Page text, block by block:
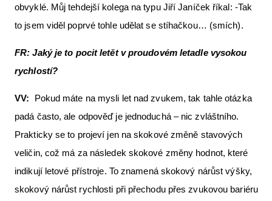
obvyklé. Můj tehdejší kolega na typu Jiří Janíček říkal: -Tak
to jsem viděl poprvé tohle udělat se stíhačkou… (smích).
FR:Jaký je to pocit letět v proudovém letadle vysokou
rychlostí?
VV: Pokud máte na mysli let nad zvukem, tak tahle otázka
padá často, ale odpověď je jednoduchá – nic zvláštního.
Prakticky se to projeví jen na skokové změně stavových
veličin, což má za následek skokové změny hodnot, které
indikují letové přístroje. To znamená skokový nárůst výšky,
skokový nárůst rychlosti při přechodu přes zvukovou bariéru